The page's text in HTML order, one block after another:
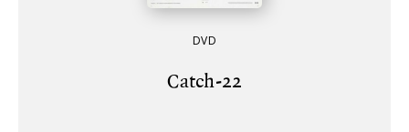
DVD
Catch-22